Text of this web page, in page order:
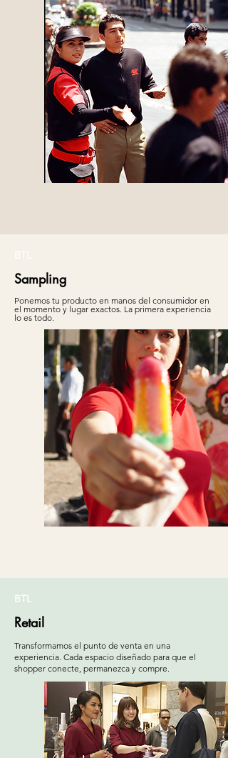
Sampling
Ponemos tu producto en manos del consumidor en
el momento y lugar exactos. La primera experiencia
lo es todo.
BTL
Retail
Transformamos el punto de venta en una
experiencia. Cada espacio diseñado para que el
shopper conecte, permanezca y compre.